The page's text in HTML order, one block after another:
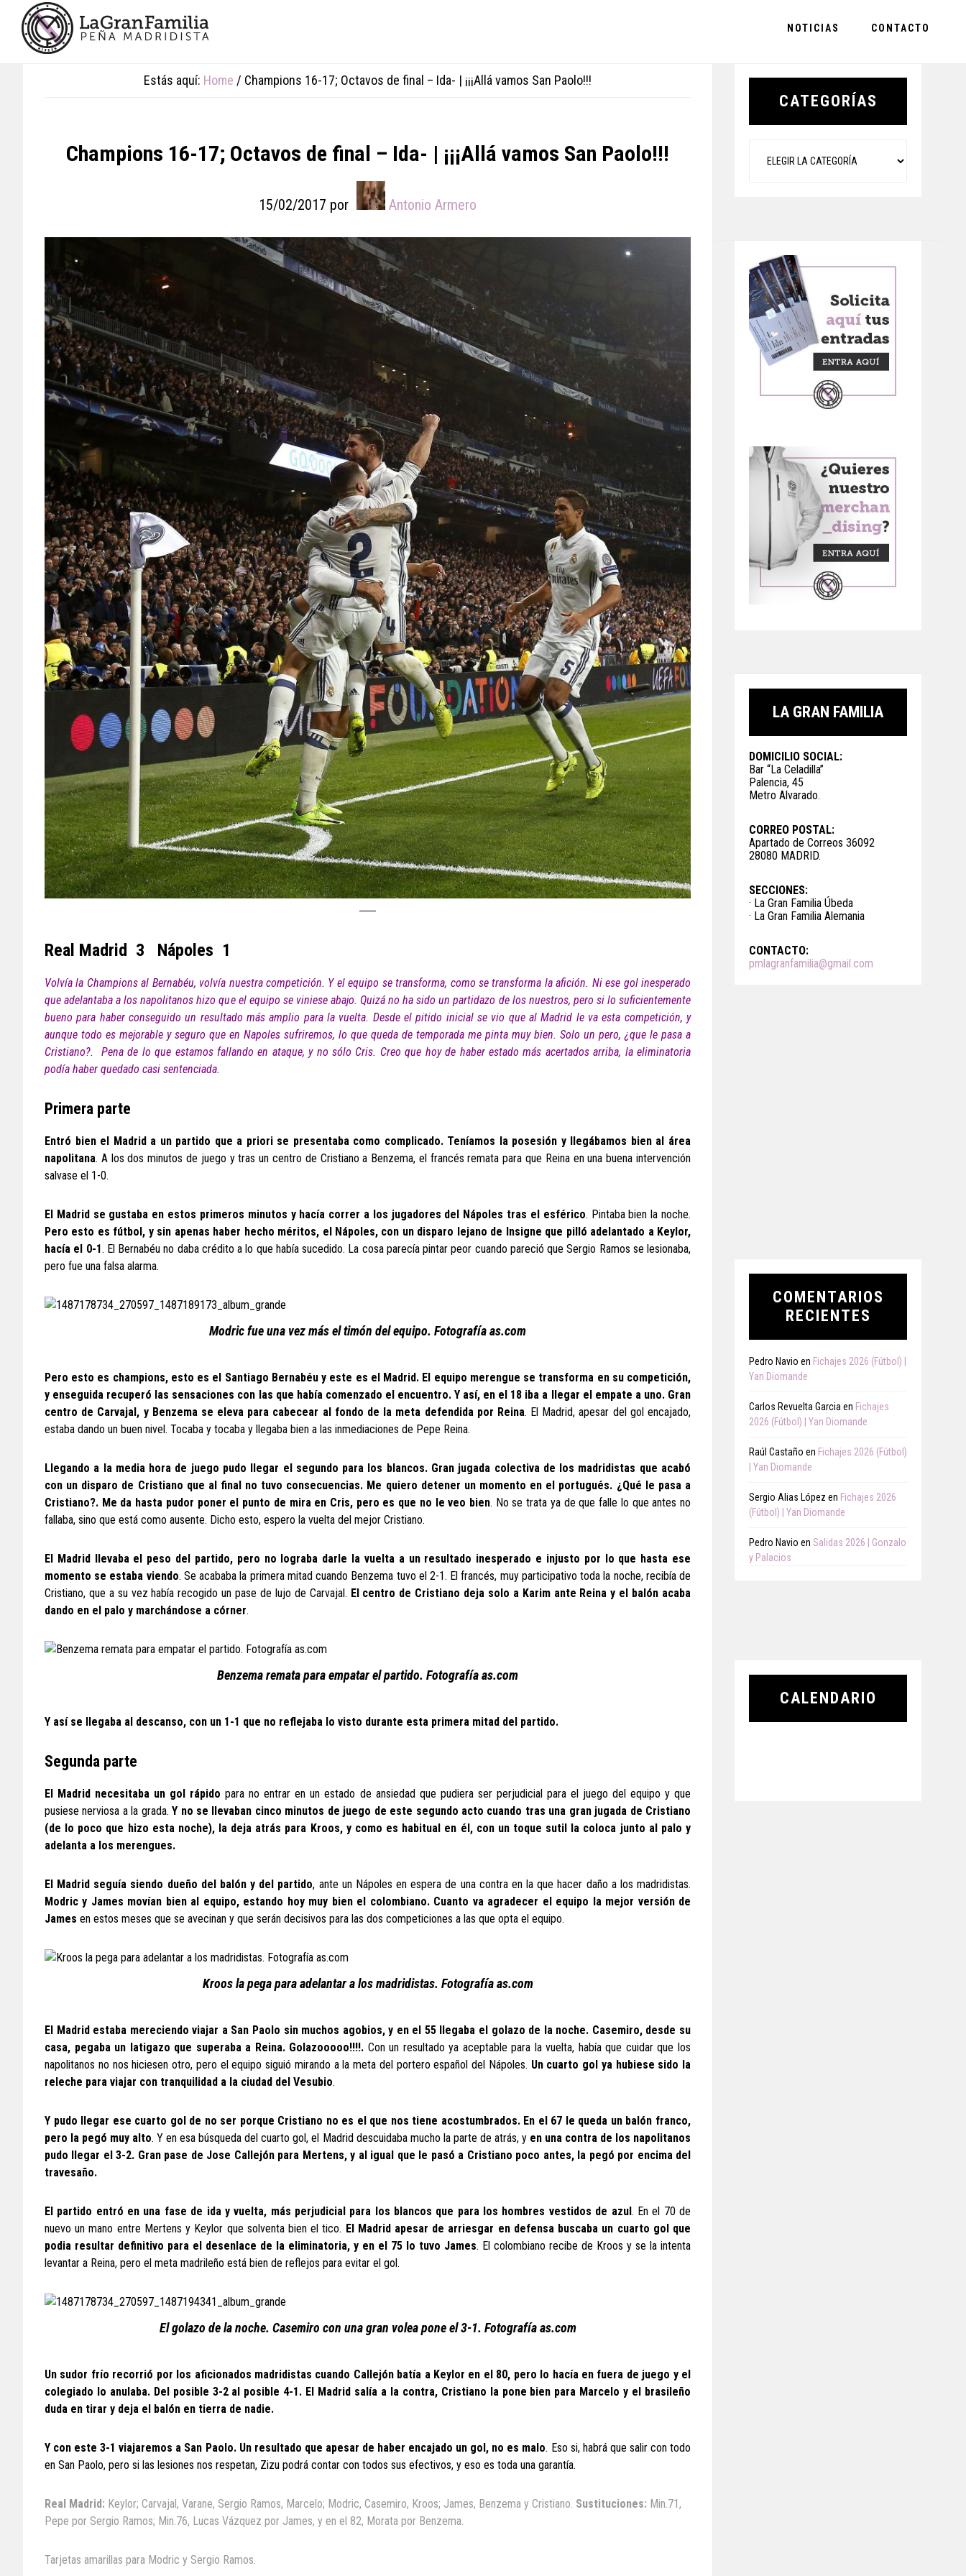
primary
footer
NOTICIAS CONTACTO
Estás aquí: Home / Champions 16-17; Octavos de final – Ida- | ¡¡¡Allá vamos San Paolo!!!
Champions 16-17; Octavos de final – Ida- | ¡¡¡Allá vamos San Paolo!!!
15/02/2017 por Antonio Armero
Real Madrid 3 Nápoles 1
Volvía la Champions al Bernabéu, volvía nuestra competición. Y el equipo se transforma, como se transforma la afición. Ni ese gol inesperado
que adelantaba a los napolitanos hizo que el equipo se viniese abajo. Quizá no ha sido un partidazo de los nuestros, pero si lo suficientemente
bueno para haber conseguido un resultado más amplio para la vuelta. Desde el pitido inicial se vio que al Madrid le va esta competición, y
aunque todo es mejorable y seguro que en Napoles sufriremos, lo que queda de temporada me pinta muy bien. Solo un pero, ¿que le pasa a
Cristiano?. Pena de lo que estamos fallando en ataque, y no sólo Cris. Creo que hoy de haber estado más acertados arriba, la eliminatoria
podía haber quedado casi sentenciada.
Primera parte
Entró bien el Madrid a un partido que a priori se presentaba como complicado. Teníamos la posesión y llegábamos bien al área
napolitana. A los dos minutos de juego y tras un centro de Cristiano a Benzema, el francés remata para que Reina en una buena intervención
salvase el 1-0.
El Madrid se gustaba en estos primeros minutos y hacía correr a los jugadores del Nápoles tras el esférico. Pintaba bien la noche.
Pero esto es fútbol, y sin apenas haber hecho méritos, el Nápoles, con un disparo lejano de Insigne que pilló adelantado a Keylor,
hacía el 0-1. El Bernabéu no daba crédito a lo que había sucedido. La cosa parecía pintar peor cuando pareció que Sergio Ramos se lesionaba,
pero fue una falsa alarma.
Modric fue una vez más el timón del equipo. Fotografía as.com
Pero esto es champions, esto es el Santiago Bernabéu y este es el Madrid. El equipo merengue se transforma en su competición,
y enseguida recuperó las sensaciones con las que había comenzado el encuentro. Y así, en el 18 iba a llegar el empate a uno. Gran
centro de Carvajal, y Benzema se eleva para cabecear al fondo de la meta defendida por Reina. El Madrid, apesar del gol encajado,
estaba dando un buen nivel. Tocaba y tocaba y llegaba bien a las inmediaciones de Pepe Reina.
Llegando a la media hora de juego pudo llegar el segundo para los blancos. Gran jugada colectiva de los madridistas que acabó
con un disparo de Cristiano que al final no tuvo consecuencias. Me quiero detener un momento en el portugués. ¿Qué le pasa a
Cristiano?. Me da hasta pudor poner el punto de mira en Cris, pero es que no le veo bien. No se trata ya de que falle lo que antes no
fallaba, sino que está como ausente. Dicho esto, espero la vuelta del mejor Cristiano.
El Madrid llevaba el peso del partido, pero no lograba darle la vuelta a un resultado inesperado e injusto por lo que hasta ese
momento se estaba viendo. Se acababa la primera mitad cuando Benzema tuvo el 2-1. El francés, muy participativo toda la noche, recibía de
Cristiano, que a su vez había recogido un pase de lujo de Carvajal. El centro de Cristiano deja solo a Karim ante Reina y el balón acaba
dando en el palo y marchándose a córner.
Benzema remata para empatar el partido. Fotografía as.com
Y así se llegaba al descanso, con un 1-1 que no reflejaba lo visto durante esta primera mitad del partido.
Segunda parte
El Madrid necesitaba un gol rápido para no entrar en un estado de ansiedad que pudiera ser perjudicial para el juego del equipo y que
pusiese nerviosa a la grada.Y no se llevaban cinco minutos de juego de este segundo acto cuando tras una gran jugada de Cristiano
(de lo poco que hizo esta noche), la deja atrás para Kroos, y como es habitual en él, con un toque sutil la coloca junto al palo y
adelanta a los merengues.
El Madrid seguía siendo dueño del balón y del partido, ante un Nápoles en espera de una contra en la que hacer daño a los madridistas.
Modric y James movían bien al equipo, estando hoy muy bien el colombiano. Cuanto va agradecer el equipo la mejor versión de
James en estos meses que se avecinan y que serán decisivos para las dos competiciones a las que opta el equipo.
Kroos la pega para adelantar a los madridistas. Fotografía as.com
El Madrid estaba mereciendo viajar a San Paolo sin muchos agobios, y en el 55 llegaba el golazo de la noche. Casemiro, desde su
casa, pegaba un latigazo que superaba a Reina. Golazooooo!!!!. Con un resultado ya aceptable para la vuelta, había que cuidar que los
napolitanos no nos hiciesen otro, pero el equipo siguió mirando a la meta del portero español del Nápoles. Un cuarto gol ya hubiese sido la
releche para viajar con tranquilidad a la ciudad del Vesubio.
Y pudo llegar ese cuarto gol de no ser porque Cristiano no es el que nos tiene acostumbrados. En el 67 le queda un balón franco,
pero la pegó muy alto. Y en esa búsqueda del cuarto gol, el Madrid descuidaba mucho la parte de atrás, y en una contra de los napolitanos
pudo llegar el 3-2. Gran pase de Jose Callejón para Mertens, y al igual que le pasó a Cristiano poco antes, la pegó por encima del
travesaño.
El partido entró en una fase de ida y vuelta, más perjudicial para los blancos que para los hombres vestidos de azul . En el 70 de
nuevo un mano entre Mertens y Keylor que solventa bien el tico. El Madrid apesar de arriesgar en defensa buscaba un cuarto gol que
podia resultar definitivo para el desenlace de la eliminatoria, y en el 75 lo tuvo James. El colombiano recibe de Kroos y se la intenta
levantar a Reina, pero el meta madrileño está bien de reflejos para evitar el gol.
El golazo de la noche. Casemiro con una gran volea pone el 3-1. Fotografía as.com
Un sudor frío recorrió por los aficionados madridistas cuando Callejón batía a Keylor en el 80, pero lo hacía en fuera de juego y el
colegiado lo anulaba. Del posible 3-2 al posible 4-1. El Madrid salía a la contra, Cristiano la pone bien para Marcelo y el brasileño
duda en tirar y deja el balón en tierra de nadie.
Y con este 3-1 viajaremos a San Paolo. Un resultado que apesar de haber encajado un gol, no es malo. Eso si, habrá que salir con todo
en San Paolo, pero si las lesiones nos respetan, Zizu podrá contar con todos sus efectivos, y eso es toda una garantía.
Real Madrid: Keylor; Carvajal, Varane, Sergio Ramos, Marcelo; Modric, Casemiro, Kroos; James, Benzema y Cristiano. Sustituciones: Min.71,
Pepe por Sergio Ramos; Min.76, Lucas Vázquez por James, y en el 82, Morata por Benzema.
Tarjetas amarillas para Modric y Sergio Ramos.
Primary
CATEGORÍAS
LA GRAN FAMILIA
DOMICILIO SOCIAL:
Bar “La Celadilla”
Palencia, 45
Metro Alvarado.
CORREO POSTAL:
Apartado de Correos 36092
28080 MADRID.
SECCIONES:
· La Gran Familia Úbeda
· La Gran Familia Alemania
CONTACTO:
pmlagranfamilia@gmail.com
COMENTARIOS
RECIENTES
Pedro Navio en Fichajes 2026 (Fútbol) |
Yan Diomande
Carlos Revuelta Garcia en Fichajes
2026 (Fútbol) | Yan Diomande
Raúl Castaño en Fichajes 2026 (Fútbol)
| Yan Diomande
Sergio Alias López en Fichajes 2026
(Fútbol) | Yan Diomande
Pedro Navio en Salidas 2026 | Gonzalo
y Palacios
CALENDARIO